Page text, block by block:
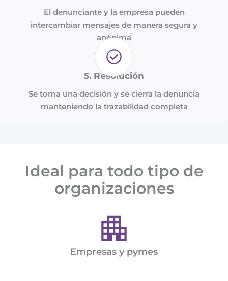
El denunciante y la empresa pueden
intercambiar mensajes de manera segura y
anónima
5. Resolución
Se toma una decisión y se cierra la denuncia
manteniendo la trazabilidad completa
Ideal para todo tipo de
organizaciones
Empresas y pymes